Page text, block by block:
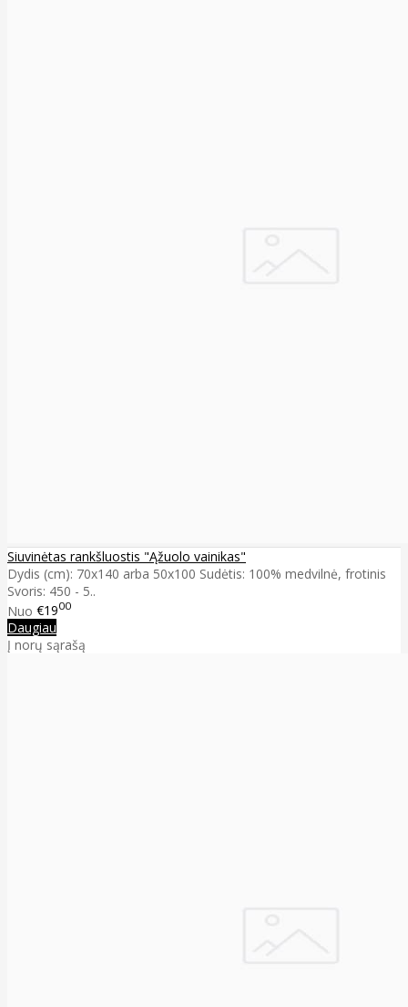
Siuvinėtas rankšluostis "Ąžuolo vainikas"
Dydis (cm): 70x140 arba 50x100 Sudėtis: 100% medvilnė, frotinis
Svoris: 450 - 5..
Nuo €1900
Daugiau
Į norų sąrašą